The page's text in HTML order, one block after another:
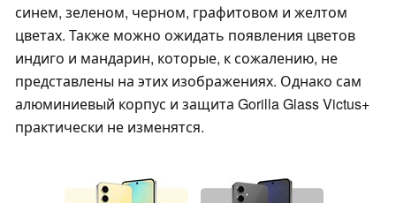
синем, зеленом, черном, графитовом и желтом
цветах. Также можно ожидать появления цветов
индиго и мандарин, которые, к сожалению, не
представлены на этих изображениях. Однако сам
алюминиевый корпус и защита Gorilla Glass Victus+
практически не изменятся.